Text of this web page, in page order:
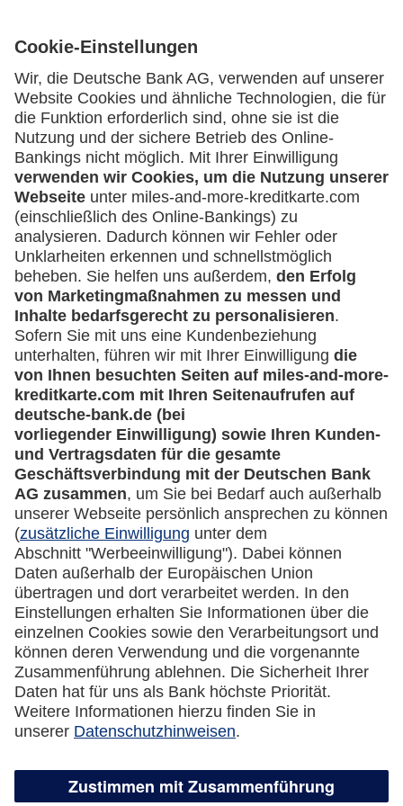
Service
Häufige Fragen
Downloadcenter
Kontakt
Mehr
Kreditkarten-Banking
miles-and-more.com
lufthansa.com
Rechtliches
Impressum
Datenschutz
Cookie Einstellungen
Vertrag widerrufen
Selbstständige
(z.B. Gewerbetreibender, Handwerker,
Freiberufler)
Unternehmen
(z.B. e.K., Personengesellschaft (inkl. GbR),
GmbH)